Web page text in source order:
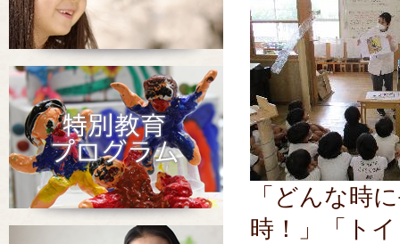
「どんな時
時！」「ト